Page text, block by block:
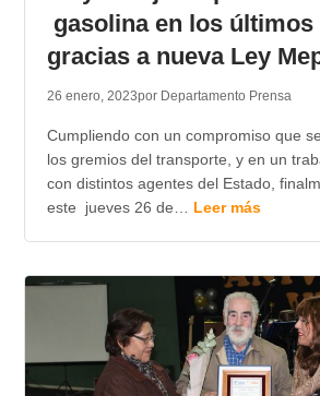
gasolina en los últimos
gracias a nueva Ley
26 enero, 2023por Departamento Prensa
Cumpliendo con un compromiso que
los gremios del transporte, y en un
con distintos agentes del Estado,
este jueves 26 de… Leer más